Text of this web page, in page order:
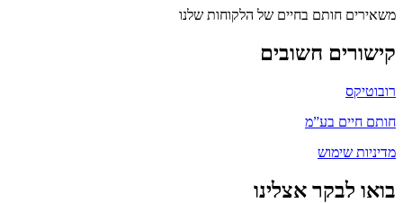
משאירים חותם בחיים של הלקוחות שלנו
קישורים חשובים
רובוטיקס
חותם חיים בע”מ
מדיניות שימוש
בואו לבקר אצלינו